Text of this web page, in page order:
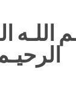
اللـه